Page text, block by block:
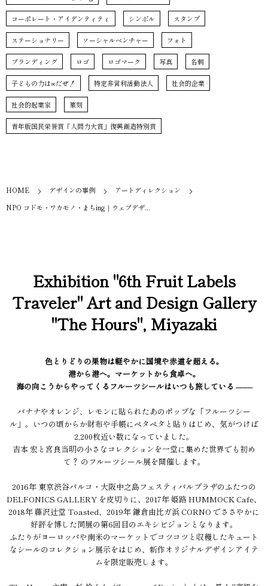
コーポレート・アイデンティティ シンボル スタンプ
ステーショナリー ソーシャルベンチャー フォト
ブランディング ロゴ ロゴマーク 写真 名刺
子どもの力は∞だぜ！ 特定非営利活動法人 社会的企業
社会的起業家 篆刻
青年版国民栄誉賞「人間力大賞」復興創造特別賞
HOME デザインの事例
アートディレクション
NPO コドモ・ワカモノ・まちing｜ウェブデザ...
Exhibition "6th Fruit Labels
Traveler" Art and Design Gallery
"The Hours", Miyazaki
色とりどりの果物は軽やかに国境や赤道を超える。
港から港へ。マーケットから食卓へ。
海の向こうからやってくるフルーツシールはいつも旅している ––––
バナナやオレンジ、レモンに貼られたあのポップな「フルーツシー
ル」。いつの頃からか財布や手帳にペタペタと貼りはじめ、気がつけば
2,200枚近い数になっていました。
吉本 宏と宮良当明の小さなコレクションを一堂に集めた世界でも初め
て？ のフルーツシール展を開催します。
2016年 東京渋谷パルコ・大阪中之島フェスティバルプラザのふたつの
DELFONICS GALLERY を皮切りに、2017年 姫路 HUMMOCK Cafe、
2018年 藤沢辻堂 Toasted、2019年 鎌倉由比ガ浜 CORNO でささやかに
好評を博した同展の第6回目のエキシビジョンとなります。
ふたりがヨーロッパや南米のマーケットでコツコツと収穫したキュート
なシールのコレクション展示をはじめ、新作オリジナルデザインアイテ
ムを限定販売します。